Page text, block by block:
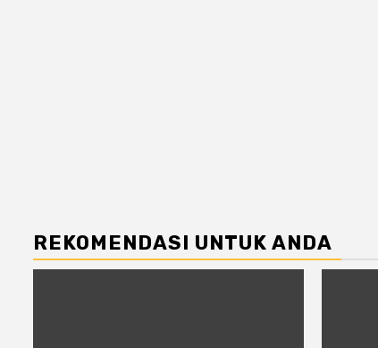
REKOMENDASI UNTUK ANDA